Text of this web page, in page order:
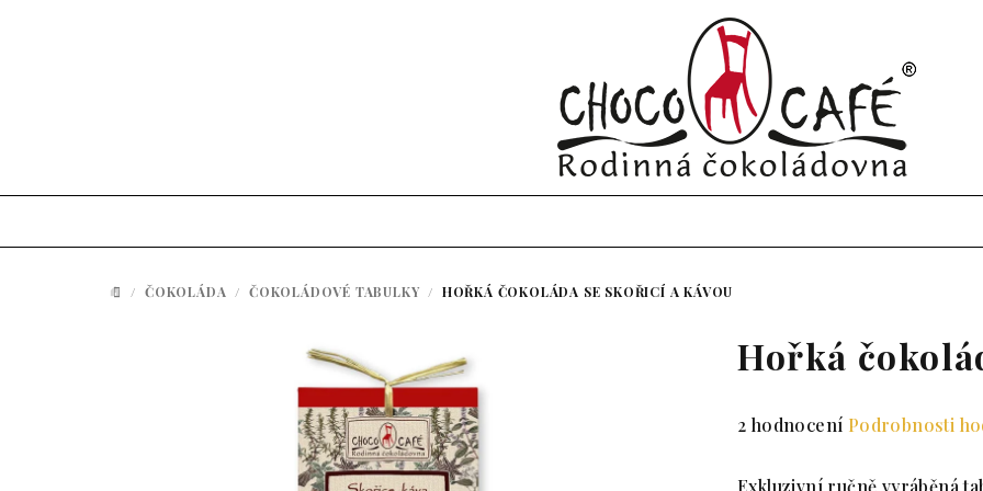
DOMŮ
/ ČOKOLÁDA / ČOKOLÁDOVÉ TABULKY / HOŘKÁ ČOKOLÁDA SE SKOŘICÍ A KÁVOU
Hořká
Průměrné hodnocení
2 hodnocení Podrobnosti
Exkluzivní ručně vyráběná